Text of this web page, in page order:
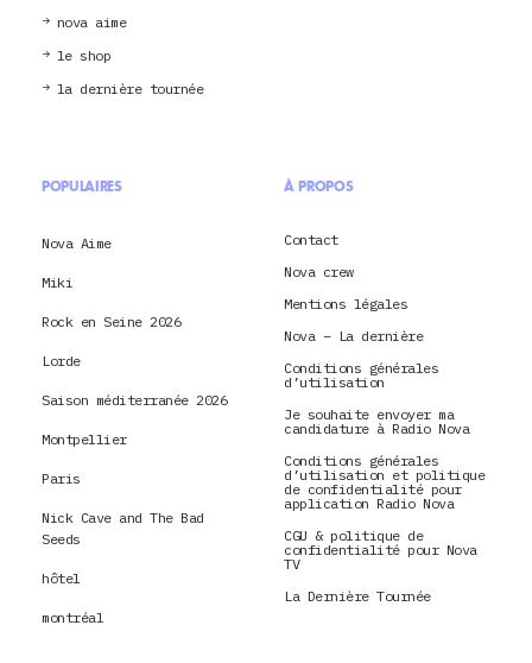
nova aime
le shop
la dernière tournée
POPULAIRES
Nova Aime
Miki
Rock en Seine 2026
Lorde
Saison méditerranée 2026
Montpellier
Paris
Nick Cave and The Bad
Seeds
hôtel
montréal
À PROPOS
Contact
Nova crew
Mentions légales
Nova – La dernière
Conditions générales
d’utilisation
Je souhaite envoyer ma
candidature à Radio Nova
Conditions générales
d’utilisation et politique
de confidentialité pour
application Radio Nova
CGU & politique de
confidentialité pour Nova
TV
La Dernière Tournée